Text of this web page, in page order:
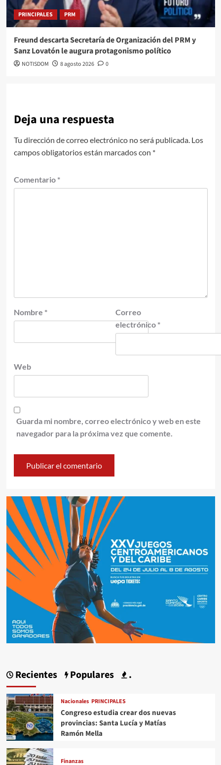
PRINCIPALES PRM
Freund descarta Secretaría de Organización del PRM y
Sanz Lovatón le augura protagonismo político
NOTISDOM 8 agosto 2026 0
Deja una respuesta
Tu dirección de correo electrónico no será publicada. Los
campos obligatorios están marcados con *
Comentario *
Nombre *
Correo
electrónico *
Web
Guarda mi nombre, correo electrónico y web en este
navegador para la próxima vez que comente.
Recientes Populares .
Nacionales PRINCIPALES
Congreso estudia crear dos nuevas
provincias: Santa Lucía y Matías
Ramón Mella
Finanzas